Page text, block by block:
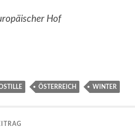
Hof
ÖSTERREICH WINTER